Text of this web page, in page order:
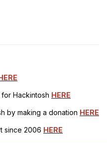
Hackintosh HERE
by making a donation HERE
since 2006 HERE